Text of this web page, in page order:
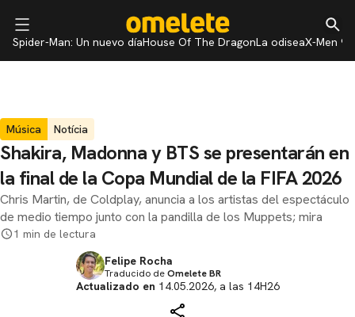
Spider-Man: Un nuevo díaHouse Of The DragonLa odiseaX-Men 97
Música Notícia
Shakira, Madonna y BTS se presentarán en
la final de la Copa Mundial de la FIFA 2026
Chris Martin, de Coldplay, anuncia a los artistas del espectáculo
de medio tiempo junto con la pandilla de los Muppets; mira
1 min de lectura
Felipe Rocha
Traducido deOmelete BR
Actualizado en 14.05.2026, a las 14H26